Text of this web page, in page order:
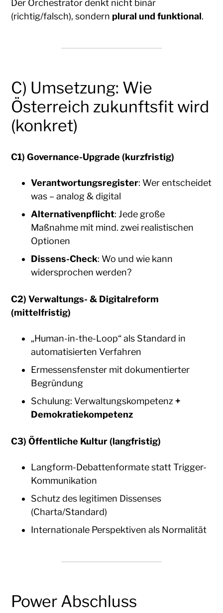
Der Orchestrator denkt nicht binär
(richtig/falsch), sondern plural und funktional.
C) Umsetzung: Wie
Österreich zukunftsfit wird
(konkret)
C1) Governance-Upgrade (kurzfristig)
Verantwortungsregister: Wer entscheidet
was – analog & digital
Alternativenpflicht: Jede große
Maßnahme mit mind. zwei realistischen
Optionen
Dissens-Check: Wo und wie kann
widersprochen werden?
C2) Verwaltungs- & Digitalreform
(mittelfristig)
„Human-in-the-Loop“ als Standard in
automatisierten Verfahren
Ermessensfenster mit dokumentierter
Begründung
Schulung: Verwaltungskompetenz+
Demokratiekompetenz
C3) Öffentliche Kultur (langfristig)
Langform-Debattenformate statt Trigger-
Kommunikation
Schutz des legitimen Dissenses
(Charta/Standard)
Internationale Perspektiven als Normalität
Power Abschluss